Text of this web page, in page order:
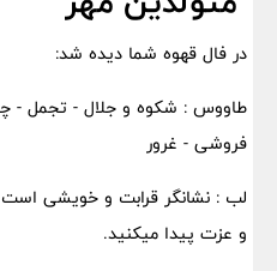
در فال قهوه شما دیده شد:
طاووس : شکوه و جلال - تجمل -
فروشی - غرور
لب : نشانگر قرابت و خویشی است -
و عزت پیدا میکنید.